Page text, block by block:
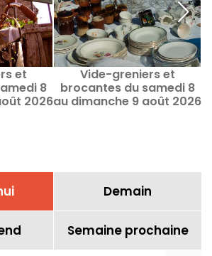
et
8
2026
Vide-greniers et
brocantes du samedi 8
au dimanche 9 août 2026
Demain
Semaine prochaine